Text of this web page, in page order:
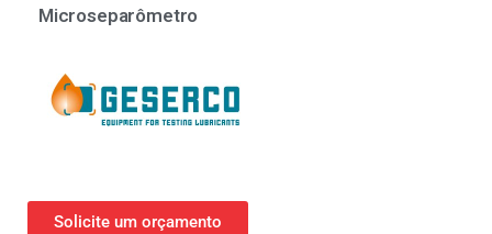
Microseparômetro
Solicite um orçamento